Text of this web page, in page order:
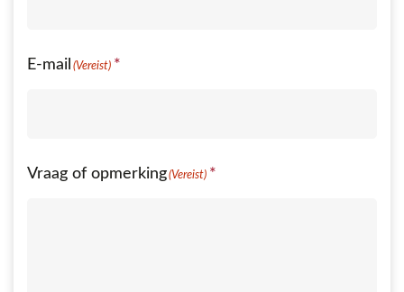
E-mail (Vereist)
Vraag of opmerking(Vereist)